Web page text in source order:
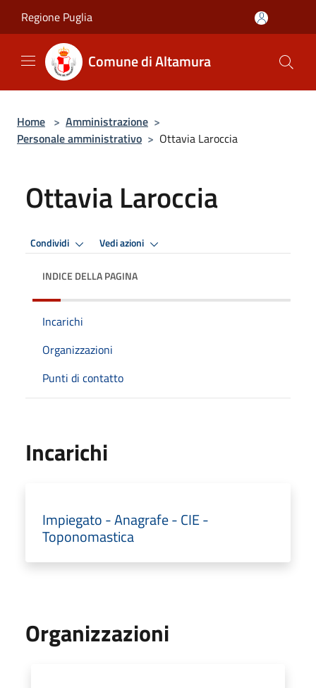
Regione Puglia
Comune di Altamura
Home > Amministrazione >
Personale amministrativo > Ottavia Laroccia
Ottavia Laroccia
Condividi Vedi azioni
INDICE DELLA PAGINA
Incarichi
Organizzazioni
Punti di contatto
Incarichi
Impiegato - Anagrafe - CIE -
Toponomastica
Organizzazioni